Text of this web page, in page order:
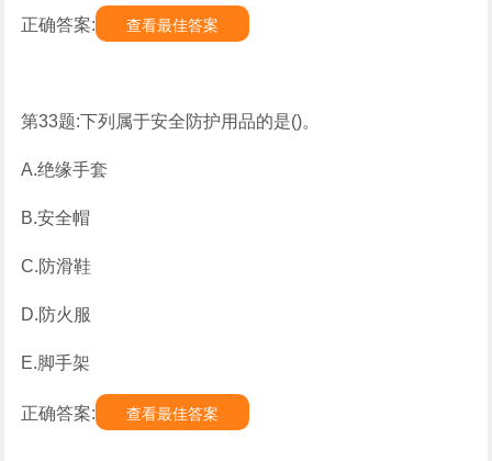
正确答案: 查看最佳答案
第33题:下列属于安全防护用品的是()。
A.绝缘手套
B.安全帽
C.防滑鞋
D.防火服
E.脚手架
正确答案: 查看最佳答案